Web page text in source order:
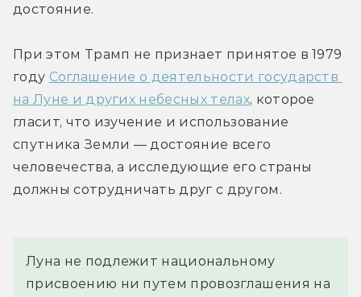
достояние.
При этом Трамп не признает принятое в 1979
году Соглашение о деятельности государств
на Луне и других небесных телах, которое
гласит, что изучение и использование
спутника Земли — достояние всего
человечества, а исследующие его страны
должны сотрудничать друг с другом.
Луна не подлежит национальному
присвоению ни путем провозглашения на